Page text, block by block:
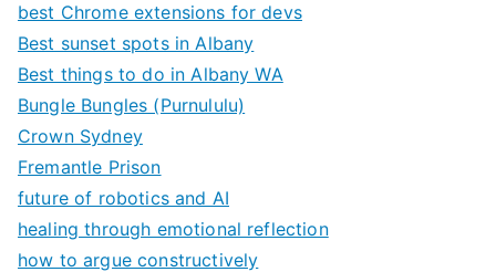
best Chrome extensions for devs
Best sunset spots in Albany
Best things to do in Albany WA
Bungle Bungles (Purnululu)
Crown Sydney
Fremantle Prison
future of robotics and AI
healing through emotional reflection
how to argue constructively